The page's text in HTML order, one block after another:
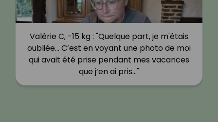
Valérie C, -15 kg : "Quelque part, je m'étais
oubliée… C’est en voyant une photo de moi
qui avait été prise pendant mes vacances
que j’en ai pris…"